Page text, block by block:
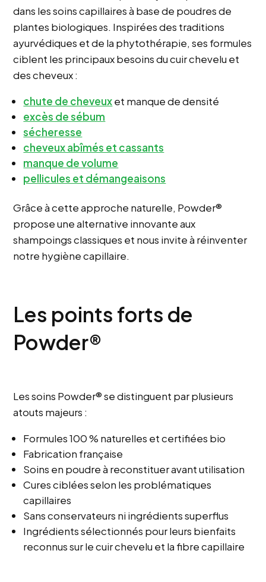
dans les soins capillaires à base de poudres de
plantes biologiques. Inspirées des traditions
ayurvédiques et de la phytothérapie, ses formules
ciblent les principaux besoins du cuir chevelu et
des cheveux :
chute de cheveuxet manque de densité
excès de sébum
sécheresse
cheveux abîmés et cassants
manque de volume
pellicules et démangeaisons
Grâce à cette approche naturelle, Powder®
propose une alternative innovante aux
shampoings classiques et nous invite à réinventer
notre hygiène capillaire.
Les points forts de
Powder®
Les soins Powder® se distinguent par plusieurs
atouts majeurs :
Formules 100 % naturelles et certifiées bio
Fabrication française
Soins en poudre à reconstituer avant utilisation
Cures ciblées selon les problématiques
capillaires
Sans conservateurs ni ingrédients superflus
Ingrédients sélectionnés pour leurs bienfaits
reconnus sur le cuir chevelu et la fibre capillaire